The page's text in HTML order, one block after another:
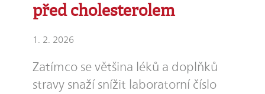
před cholesterolem
1. 2. 2026
Zatímco se většina léků a doplňků
stravy snaží snížit laboratorní číslo